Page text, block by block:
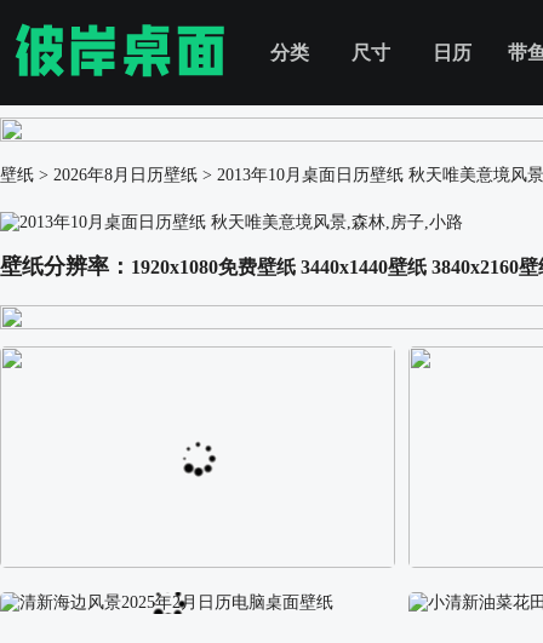
分类 尺寸 日历 带
壁纸 > 2026年8月日历壁纸 > 2013年10月桌面日历壁纸 秋天唯美意境风
壁纸分辨率： 1920x1080免费壁纸 3440x1440壁纸 3840x2160壁
阿尔卑斯山区自然风景壁纸 校园长发可爱